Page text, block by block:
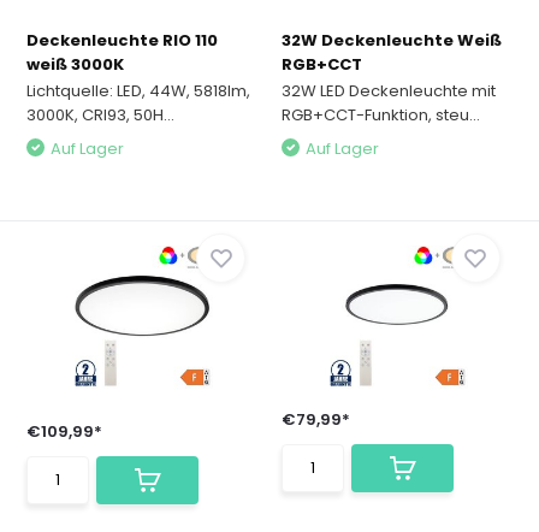
Deckenleuchte RIO 110
weiß 3000K
Lichtquelle: LED, 44W, 5818lm,
3000K, CRI93, 50H...
Auf Lager
32W Deckenleuchte Weiß
RGB+CCT
32W LED Deckenleuchte mit
RGB+CCT-Funktion, steu...
Auf Lager
€109,99*
€79,99*